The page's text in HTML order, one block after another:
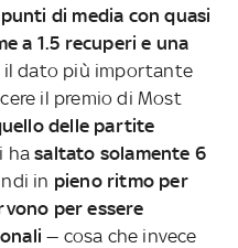
di media con quasi
a 1.5 recuperi e una
il dato più importante
il premio di Most
delle partite
hasaltato solamente 6
in pieno ritmo per
per essere
— cosa che invece